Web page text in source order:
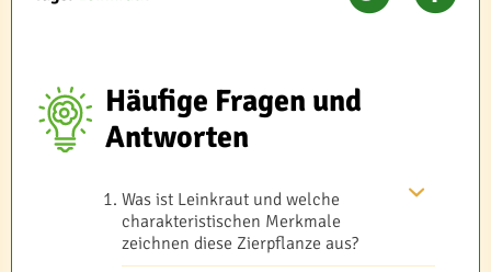
Häufige Fragen und
Antworten
Was ist Leinkraut und welche
charakteristischen Merkmale
zeichnen diese Zierpflanze aus?